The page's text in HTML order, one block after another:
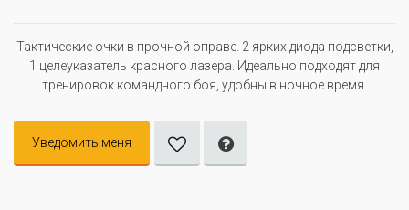
Тактические очки в прочной оправе. 2 ярких диода подсветки,
1 целеуказатель красного лазера. Идеально подходят для
тренировок командного боя, удобны в ночное время.
Уведомить меня